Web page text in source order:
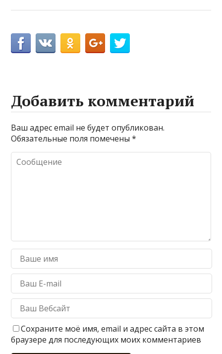
Добавить комментарий
Ваш адрес email не будет опубликован.
Обязательные поля помечены*
Сохраните моё имя, email и адрес сайта в этом
браузере для последующих моих комментариев